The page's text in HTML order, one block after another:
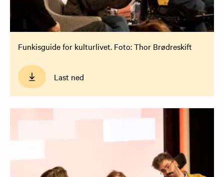
Funkisguide for kulturlivet. Foto: Thor Brødreskift
Last ned